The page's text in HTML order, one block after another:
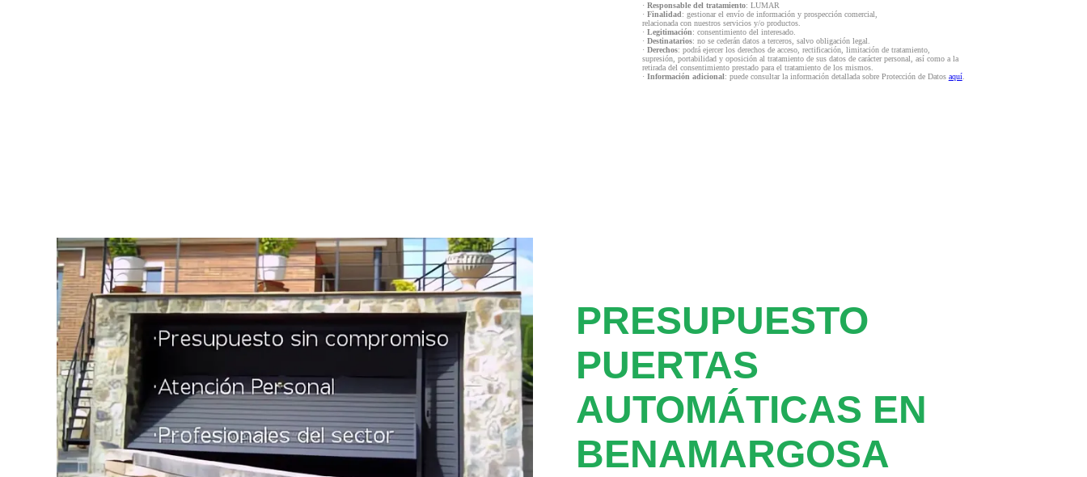
· Responsable del tratamiento: LUMAR
· Finalidad: gestionar el envío de información y prospección comercial,
relacionada con nuestros servicios y/o productos.
· Legitimación: consentimiento del interesado.
· Destinatarios: no se cederán datos a terceros, salvo obligación legal.
· Derechos: podrá ejercer los derechos de acceso, rectificación, limitación de tratamiento,
supresión, portabilidad y oposición al tratamiento de sus datos de carácter personal, así como a la
retirada del consentimiento prestado para el tratamiento de los mismos.
· Información adicional: puede consultar la información detallada sobre Protección de Datos aquí.
PRESUPUESTO
PUERTAS
AUTOMÁTICAS EN
BENAMARGOSA